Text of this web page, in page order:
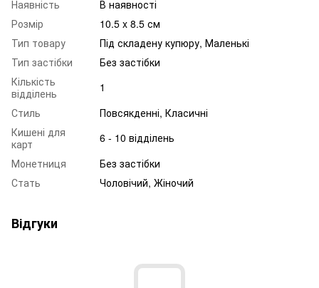
Наявність
В наявності
Розмір
10.5 x 8.5 см
Тип товару
Під складену купюру, Маленькі
Тип застібки
Без застібки
Кількість
відділень
1
Стиль
Повсякденні, Класичні
Кишені для
карт
6 - 10 відділень
Монетниця
Без застібки
Стать
Чоловічий, Жіночий
Відгуки